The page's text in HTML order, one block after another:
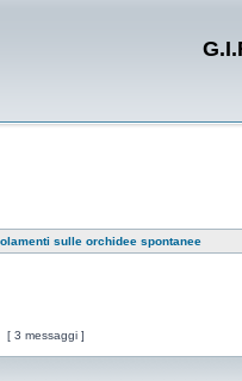
sulle orchidee spontanee
[ 3 messaggi ]